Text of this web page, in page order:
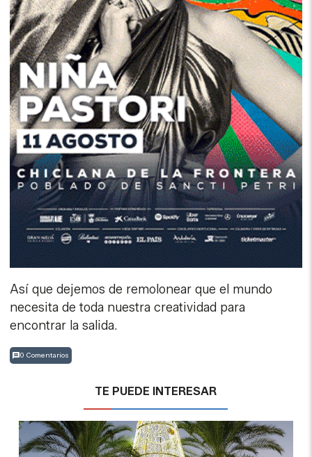
Así que dejemos de remolonear que el mundo
necesita de toda nuestra creatividad para
encontrar la salida.
0 Comentarios
TE PUEDE INTERESAR